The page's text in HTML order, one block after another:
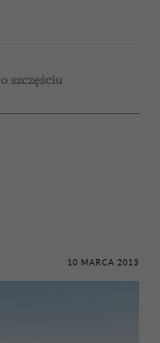
szczęściu
10 MARCA 2013